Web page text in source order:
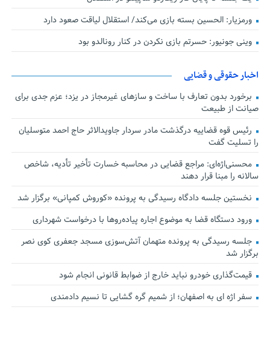
ورمزیار: الحسین بسته بازی می‌کند/ استقلال لیاقت صعود دارد
وینی جونیور: حسرتم بازی نکردن در کنار رونالدو بود
اخبار حقوقی و قضایی
برخورد بدون تعارف با ساخت‌ و سازهای غیرمجاز در یزد؛ عزم جدی برای
صیانت از طبیعت
رئیس قوه قضاییه درگذشت مادر سردار جاویدالاثر حاج احمد متوسلیان
را تسلیت گفت
محسنی‌اژه‌ای: مراجع قضایی در محاسبه خسارت تأخیر تأدیه، شاخص
سالانه را مبنا قرار دهند
نخستین جلسه دادگاه رسیدگی به پرونده «کوروش کمپانی» برگزار شد
ورود دستگاه قضا به موضوع اجاره پیاده‌روها با درخواست شهرداری
جلسه رسیدگی به پرونده متهمان آتش‌سوزی مسجد جعفری کوی نصر
برگزار شد
قیمت‌گذاری خودرو نباید خارج از ضوابط قانونی انجام شود
سفر اژه ای به اصفهان؛ از شمیم گره گشایی تا نسیم دادمندی